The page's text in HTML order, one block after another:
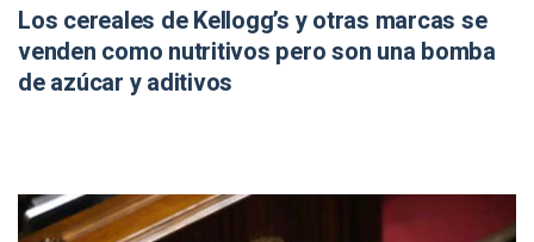
Los cereales de Kellogg’s y otras marcas se
venden como nutritivos pero son una bomba
de azúcar y aditivos